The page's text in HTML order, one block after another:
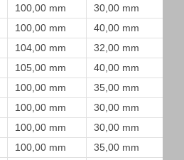
100,00 mm
30,00 mm
100,00 mm
40,00 mm
104,00 mm
32,00 mm
105,00 mm
40,00 mm
100,00 mm
35,00 mm
100,00 mm
30,00 mm
100,00 mm
30,00 mm
100,00 mm
35,00 mm